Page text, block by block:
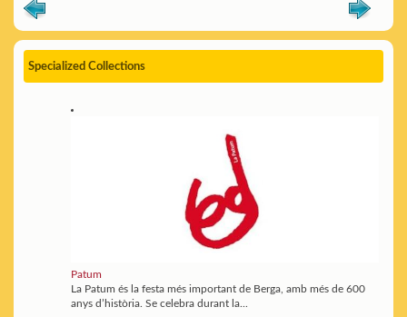
Specialized Collections
Patum
La Patum és la festa més important de Berga, amb més de 600
anys d’història. Se celebra durant la...